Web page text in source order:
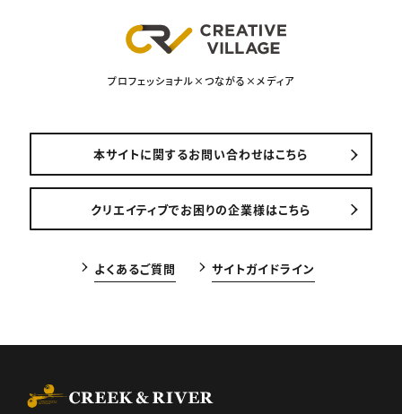
プロフェッショナル×つながる×メディア
本サイトに関するお問い合わせはこちら
クリエイティブでお困りの企業様はこちら
よくあるご質問 サイトガイドライン